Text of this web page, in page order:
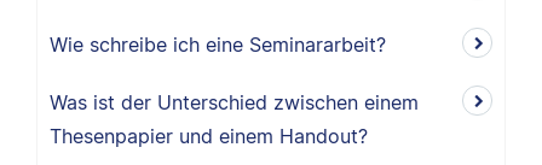
Wie schreibe ich eine Seminararbeit?
Was ist der Unterschied zwischen einem
Thesenpapier und einem Handout?